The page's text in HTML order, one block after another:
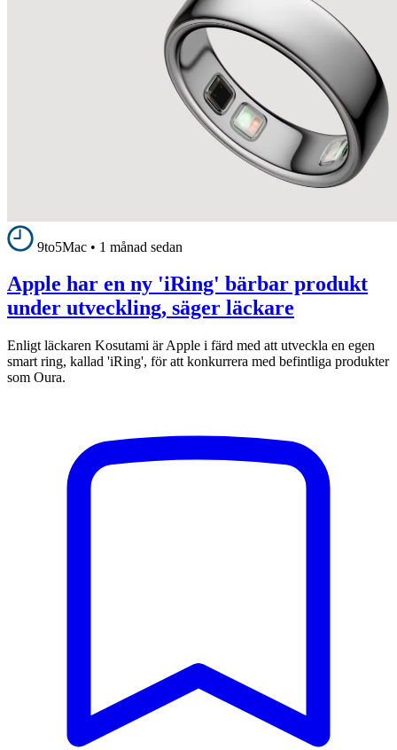
9to5Mac • 1 månad sedan
Apple har en ny 'iRing' bärbar produkt
under utveckling, säger läckare
Enligt läckaren Kosutami är Apple i färd med att utveckla en egen
smart ring, kallad 'iRing', för att konkurrera med befintliga produkter
som Oura.